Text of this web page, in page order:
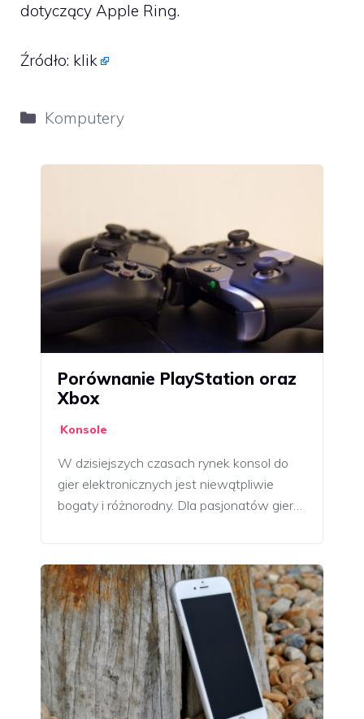
dotyczący Apple Ring.
Źródło: klik
Kategorie
Komputery
Porównanie PlayStation oraz
Xbox
Konsole
W dzisiejszych czasach rynek konsol do
gier elektronicznych jest niewątpliwie
bogaty i różnorodny. Dla pasjonatów gier…